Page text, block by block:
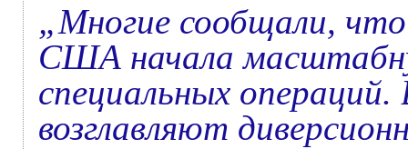
„Многие сообщали,
США начала
специальных
возглавляют